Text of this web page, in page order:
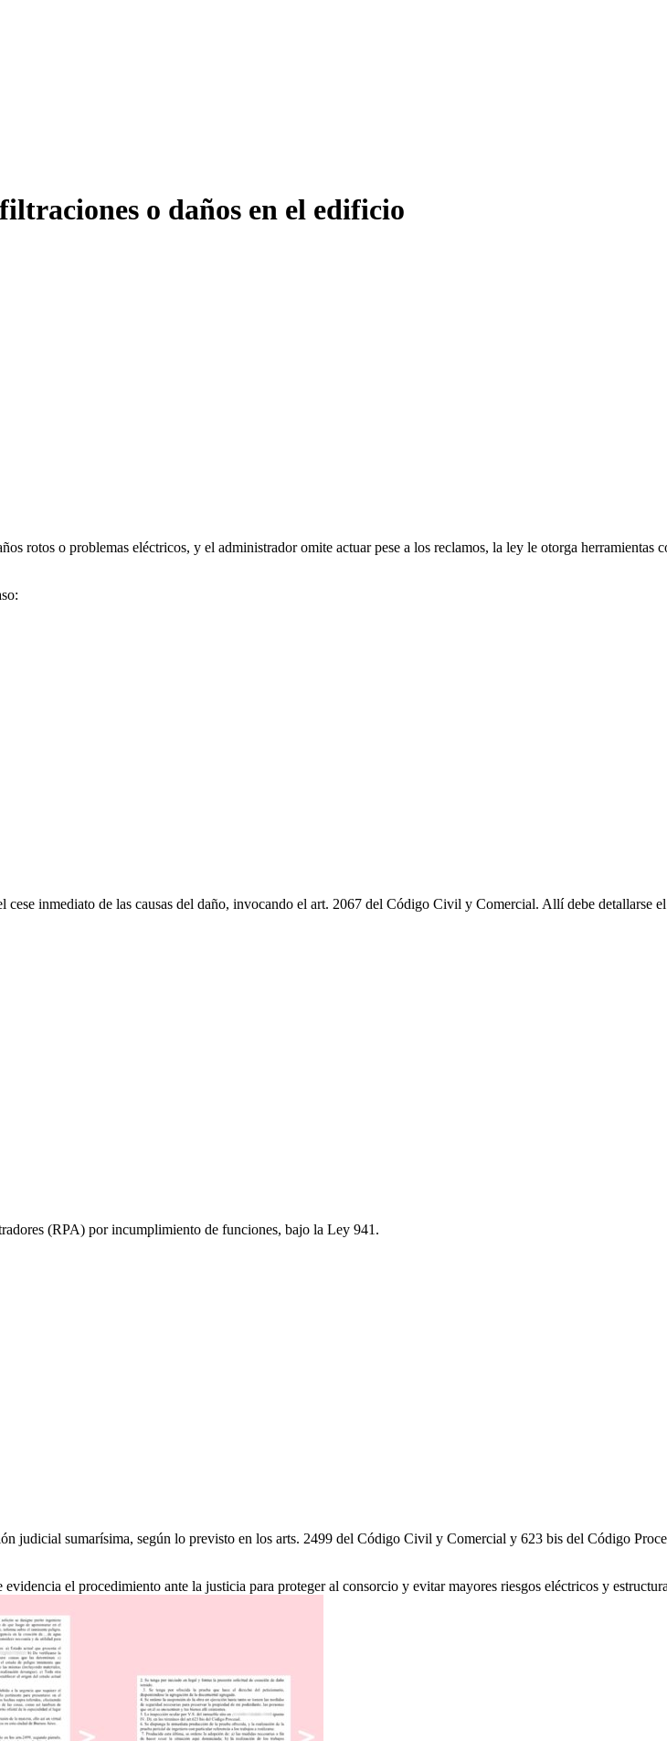
o daños en el edificio
rotos o problemas eléctricos, y el administrador omite actuar pese a los reclamos, la ley le otorga herramientas
inmediato de las causas del daño, invocando el art. 2067 del Código Civil y Comercial. Allí debe detallarse
(RPA) por incumplimiento de funciones, bajo la Ley 941.
judicial sumarísima, según lo previsto en los arts. 2499 del Código Civil y Comercial y 623 bis del Código
el procedimiento ante la justicia para proteger al consorcio y evitar mayores riesgos eléctricos y